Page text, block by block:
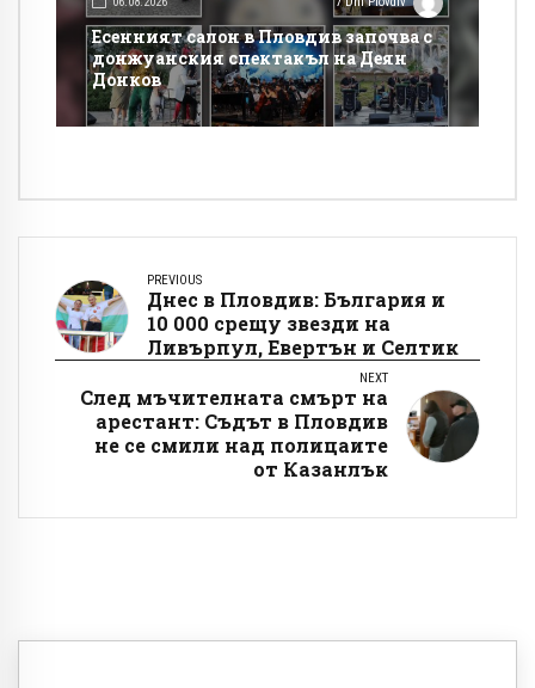
Есенният салон в Пловдив започва с
донжуанския спектакъл на Деян
Донков
PREVIOUS
Днес в Пловдив: България и
10 000 срещу звезди на
Ливърпул, Евертън и Селтик
NEXT
След мъчителната смърт на
арестант: Съдът в Пловдив
не се смили над полицаите
от Казанлък